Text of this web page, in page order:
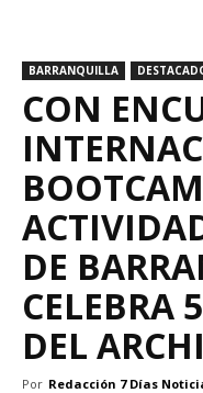
BARRANQUILLA
CON
DE
CELEBRA
DEL
Por Redacción 7 Días